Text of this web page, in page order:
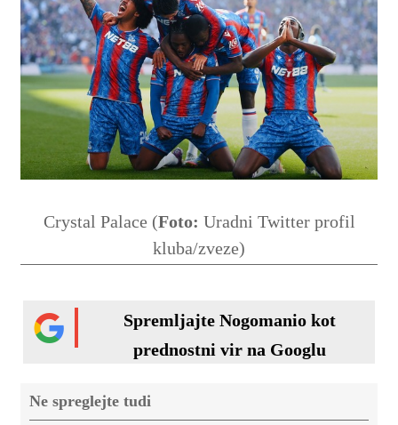
Crystal Palace (Foto: Uradni Twitter profil
kluba/zveze)
Spremljajte Nogomanio kot
prednostni vir na Googlu
Ne spreglejte tudi